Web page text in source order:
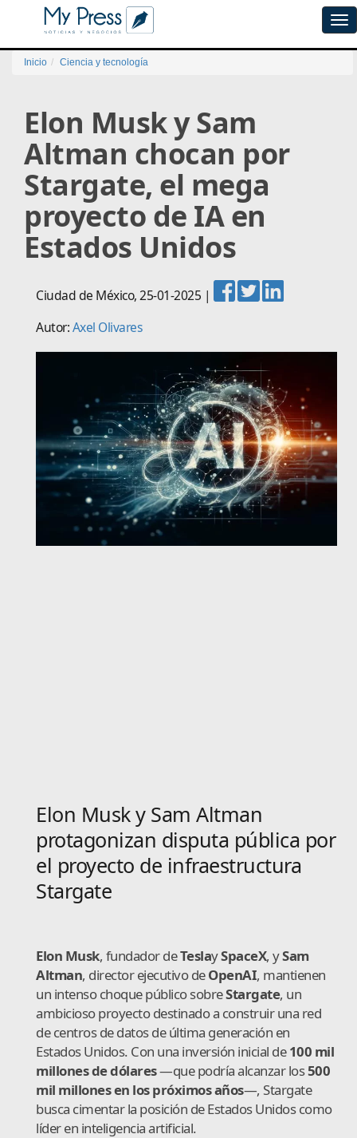
Inicio Ciencia y tecnología
Elon Musk y Sam
Altman chocan por
Stargate, el mega
proyecto de IA en
Estados Unidos
Ciudad de México,25-01-2025 |
Autor:Axel Olivares
Elon Musk y Sam Altman
protagonizan disputa pública por
el proyecto de infraestructura
Stargate
Elon Musk, fundador deTeslaySpaceX, ySam
Altman, director ejecutivo deOpenAI, mantienen
un intenso choque público sobreStargate, un
ambicioso proyecto destinado a construir una red
de centros de datos de última generación en
Estados Unidos. Con una inversión inicial de100 mil
millones de dólares—que podría alcanzar los500
mil millones en los próximos años—, Stargate
busca cimentar la posición de Estados Unidos como
líder en inteligencia artificial.